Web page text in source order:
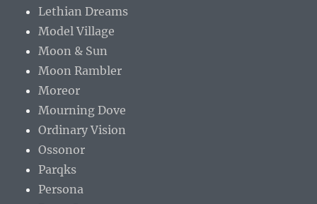
Lethian Dreams
Model Village
Moon & Sun
Moon Rambler
Moreor
Mourning Dove
Ordinary Vision
Ossonor
Parqks
Persona